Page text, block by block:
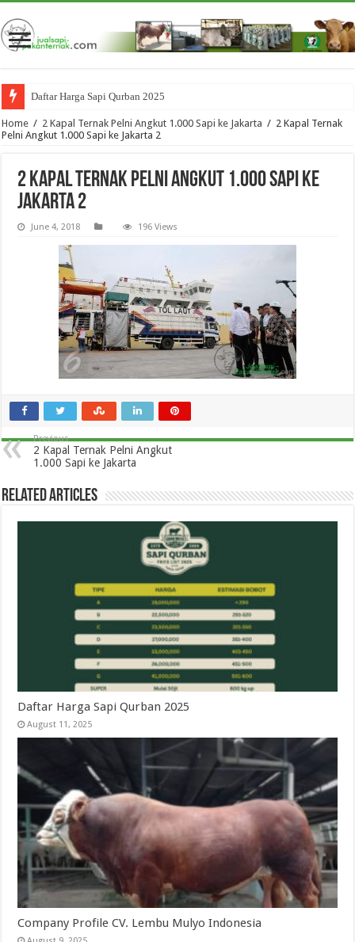
Daftar Harga Sapi Qurban 2025
Home / 2 Kapal Ternak Pelni Angkut 1.000 Sapi ke Jakarta / 2 Kapal Ternak
Pelni Angkut 1.000 Sapi ke Jakarta 2
2 Kapal Ternak Pelni Angkut 1.000 Sapi ke
Jakarta 2
June 4, 2018 196 Views
Previous
2 Kapal Ternak Pelni Angkut
1.000 Sapi ke Jakarta
Related Articles
Daftar Harga Sapi Qurban 2025
August 11, 2025
Company Profile CV. Lembu Mulyo Indonesia